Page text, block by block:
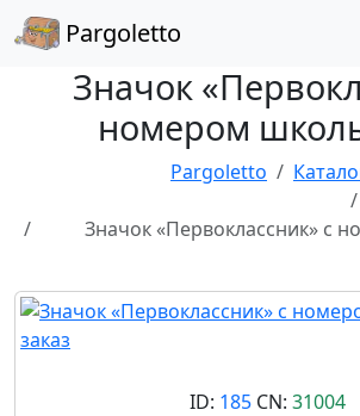
Pargoletto
Значок
номером
Pargoletto
Значок «Первоклассник» с
ID: 185CN: 31004